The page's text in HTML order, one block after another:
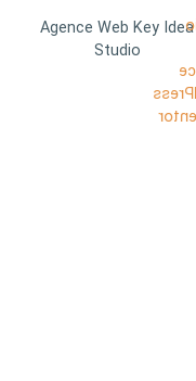
Agence Web Key Idea
Studio